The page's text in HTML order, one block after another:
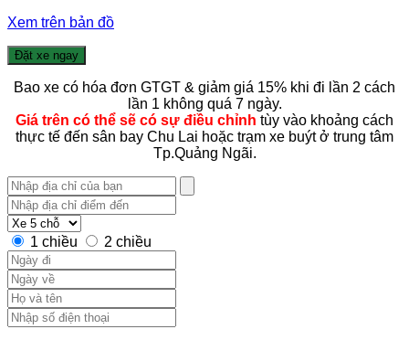
Xem trên bản đồ
Đặt xe ngay
Bao xe có hóa đơn GTGT & giảm giá 15% khi đi lần 2 cách
lần 1 không quá 7 ngày.
Giá trên có thể sẽ có sự điều chỉnh tùy vào khoảng cách
thực tế đến sân bay Chu Lai hoặc trạm xe buýt ở trung tâm
Tp.Quảng Ngãi.
1 chiều 2 chiều